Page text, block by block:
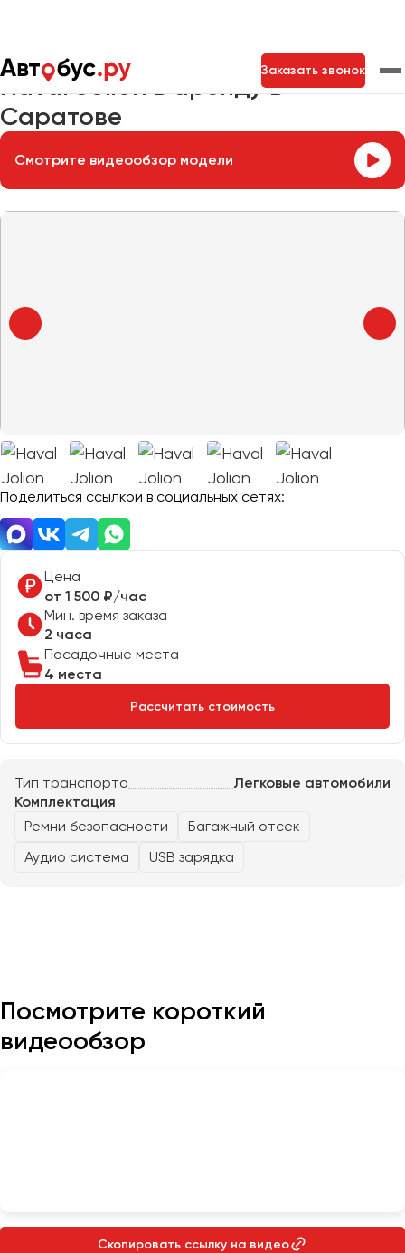
Заказать звонок
Главная Автопарк Легковые автомобили Haval Jolion
Haval Jolion в аренду в
Саратове
Смотрите видеообзор модели
Поделиться ссылкой в социальных сетях:
Цена
от 1 500 ₽/час
Мин. время заказа
2 часа
Посадочные места
4 места
Рассчитать стоимость
Тип транспорта
Легковые автомобили
Комплектация
Ремни безопасности
Багажный отсек
Аудио система
USB зарядка
Посмотрите короткий
видеообзор
Скопировать ссылку на видео
Москва Санкт-Петербург
Новосибирск
Екатеринбург
Самара
Барнаул
Белгород
Владивосток
Волжский
Воронеж
Донецк
Евпатория
Ижевск
Иркутск
Казань
Краснодар
Курган
Нажимая на кнопку, вы соглашаетесь с
политикой
конфиденциальности
Нажимая на кнопку, вы соглашаетесь с
политикой